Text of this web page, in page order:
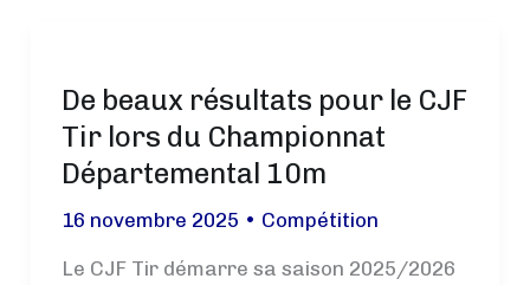
De beaux résultats pour le CJF
Tir lors du Championnat
Départemental 10m
16 novembre 2025 • Compétition
Le CJF Tir démarre sa saison 2025/2026